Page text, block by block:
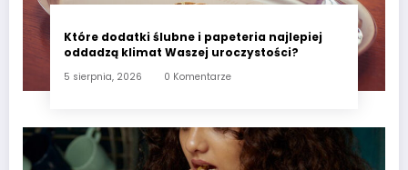
Które dodatki ślubne i papeteria najlepiej
oddadzą klimat Waszej uroczystości?
5 sierpnia, 2026 0 Komentarze